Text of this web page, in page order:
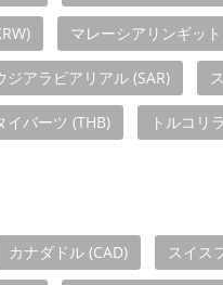
マレーシアリンギッ
ジアラビアリアル (SAR)
イバーツ (THB) トルコリ
カナダドル (CAD) スイス